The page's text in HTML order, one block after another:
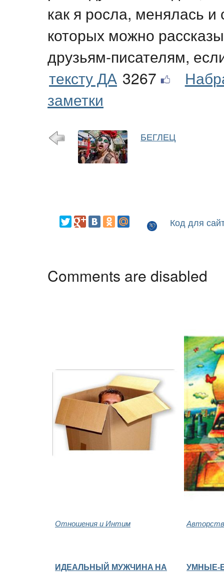
как я росла, менялась
которых можно
друзьям-писателям,
тексту ДА 3267
заметки
БЕГЛЕЦ
Код для
Comments are disabled
Отношения и Интим
ИДЕАЛЬНЫЙ МУЖЧИНA НА
УМНЫЕ-